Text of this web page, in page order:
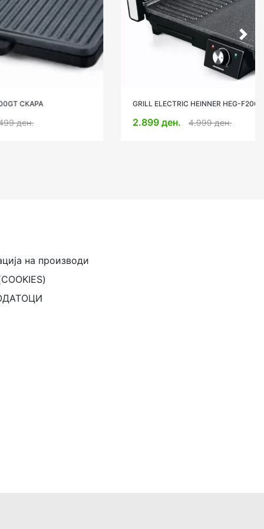
GRILL ELECTRIC HEINNER HEG-F20002P
2.899 ден. 4.999 ден.
на производи